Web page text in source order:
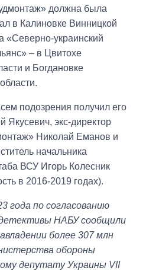
должна была
в Калиновке Винницкой
«Северно-украинский
– в Цвитохе
и Богдановке
подозрения получил его
Якусевич, экс-директор
Николай Еманов и
начальника
ВСУ Игорь Колесник
в 2016-2019 годах).
года по согласованию
НАБУ сообщили
более 307 млн
обороны
депутату Украины VII